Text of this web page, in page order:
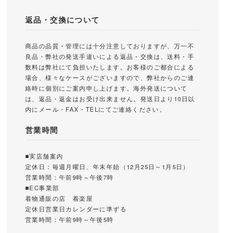
返品・交換について
商品の品質・管理には十分注意しておりますが、万一不
良品・弊社の発送手違いによる返品・交換は、送料・手
数料は弊社にて負担いたします。お客様のご都合による
場合、様々なケースがございますので、弊社からのご連
絡時に個別にご案内申し上げます。海外発送について
は、返品・返金はお受け出来ません。発送日より10日以
内にメール・FAX・TELにてご連絡ください。
営業時間
■実店舗案内
定休日：毎週月曜日、年末年始（12月25日～1月5日）
営業時間：午前9時～午後7時
■EC事業部
着物通販の店 着楽屋
定休日営業日カレンダーに準ずる
営業時間：午前9時～午後5時